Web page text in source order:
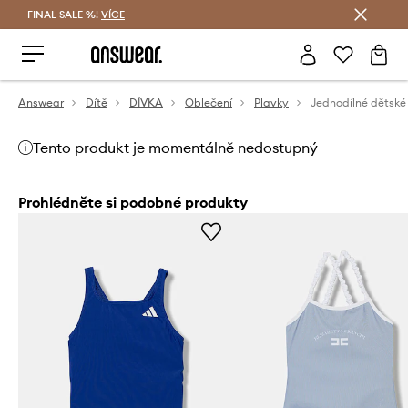
FINAL SALE %! VÍCE
Answear Dítě DÍVKA Oblečení Plavky
Tento produkt je momentálně nedostupný
Prohlédněte si podobné produkty